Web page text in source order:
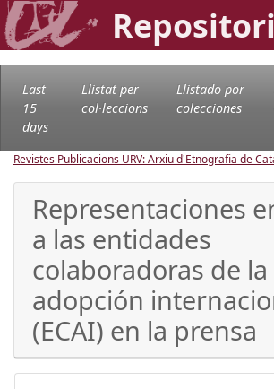
Last
15
days
Llistat per
col·leccions
Llistado por
colecciones
Revistes Publicacions URV: Arxiu d'Etnografia de
Representaciones
a las entidades
colaboradoras de la
adopción
(ECAI) en la prensa